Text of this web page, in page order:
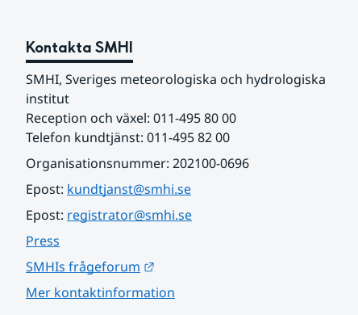
Kontakta SMHI
SMHI, Sveriges meteorologiska och hydrologiska
institut
Reception och växel: 011-495 80 00
Telefon kundtjänst: 011-495 82 00
Organisationsnummer: 202100-0696
Epost: kundtjanst@smhi.se
Epost: registrator@smhi.se
Press
SMHIs frågeforum
Mer kontaktinformation